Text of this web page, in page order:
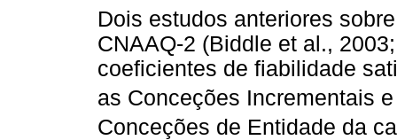
Dois estudos anteriores
CNAAQ-2 (Biddle et al.,
coeficientes de fiabilidade
as Conceções Incrementais
Conceções de Entidade da